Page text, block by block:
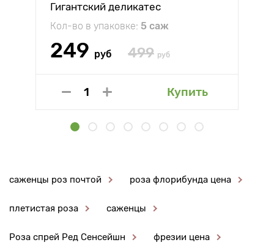
Гигантский деликатес
Кол-во в упаковке: 5 саж
249 руб 499 руб
Купить
саженцы роз почтой роза флорибунда цена
плетистая роза саженцы
Роза спрей Ред Сенсейшн фрезии цена